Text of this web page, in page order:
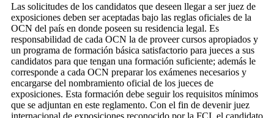
Las solicitudes de los candidatos que deseen llegar a ser juez de
exposiciones deben ser aceptadas bajo las reglas oficiales de la
OCN del país en donde poseen su residencia legal. Es
responsabilidad de cada OCN la de proveer cursos apropiados y
un programa de formación básica satisfactorio para jueces a sus
candidatos para que tengan una formación suficiente; además le
corresponde a cada OCN preparar los exámenes necesarios y
encargarse del nombramiento oficial de los jueces de
exposiciones. Esta formación debe seguir los requisitos mínimos
que se adjuntan en este reglamento. Con el fin de devenir juez
internacional de exposiciones reconocido por la FCI, el candidato